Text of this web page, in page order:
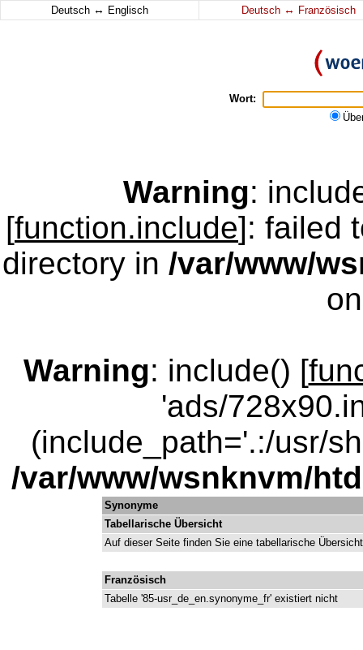
Deutsch ↔ Englisch Deutsch ↔ Französisch
Wort:
Warning:
[function.include]: failed
directory in /var/www/
Warning: include() [
'ads/
(include_path='.:/usr/
/var/www/wsnknvm/
Synonyme
Tabellarische Übersicht
Auf dieser Seite finden Sie eine tabellarische
Französisch
Tabelle '85-usr_de_en.synonyme_fr' existiert nicht